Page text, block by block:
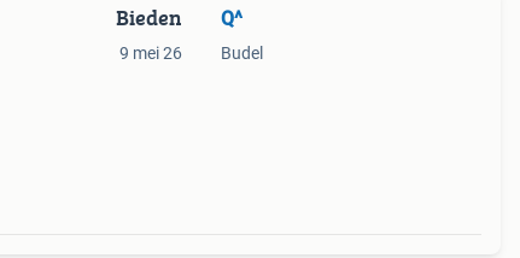
Bieden
9 mei 26
Q^
Budel